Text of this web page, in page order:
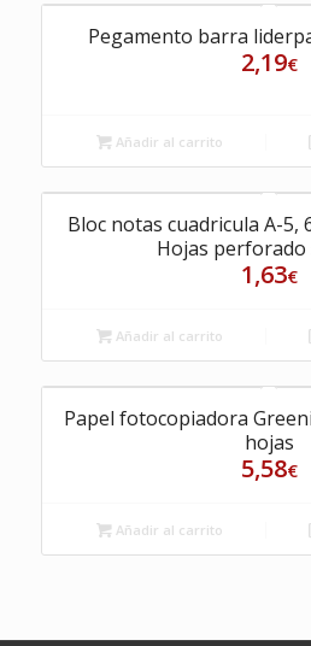
Pegamento barra
2,19€
Añadir al carrito
Bloc notas cuadricula A-5,
Hojas perforado
1,63€
Añadir al carrito
Papel fotocopiadora
hojas
5,58€
Añadir al carrito